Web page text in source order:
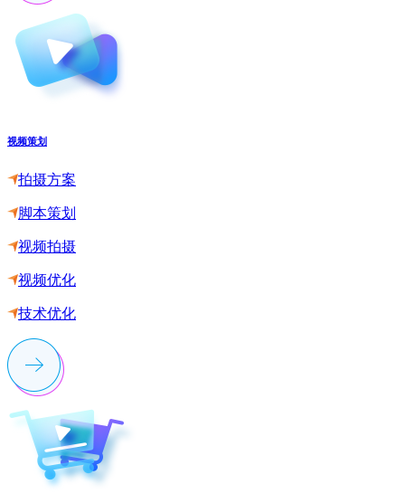
视频策划
拍摄方案
脚本策划
视频拍摄
视频优化
技术优化